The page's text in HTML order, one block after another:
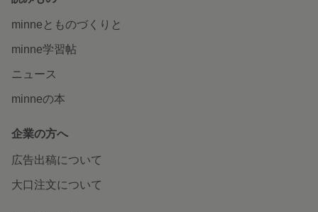
minneとものづくりと
minne学習帖
ニュース
minneの本
企業の方へ
広告出稿について
大口注文について